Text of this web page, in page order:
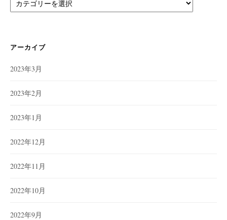
テ
ー
アーカイブ
2023年3月
2023年2月
2023年1月
2022年12月
2022年11月
2022年10月
2022年9月